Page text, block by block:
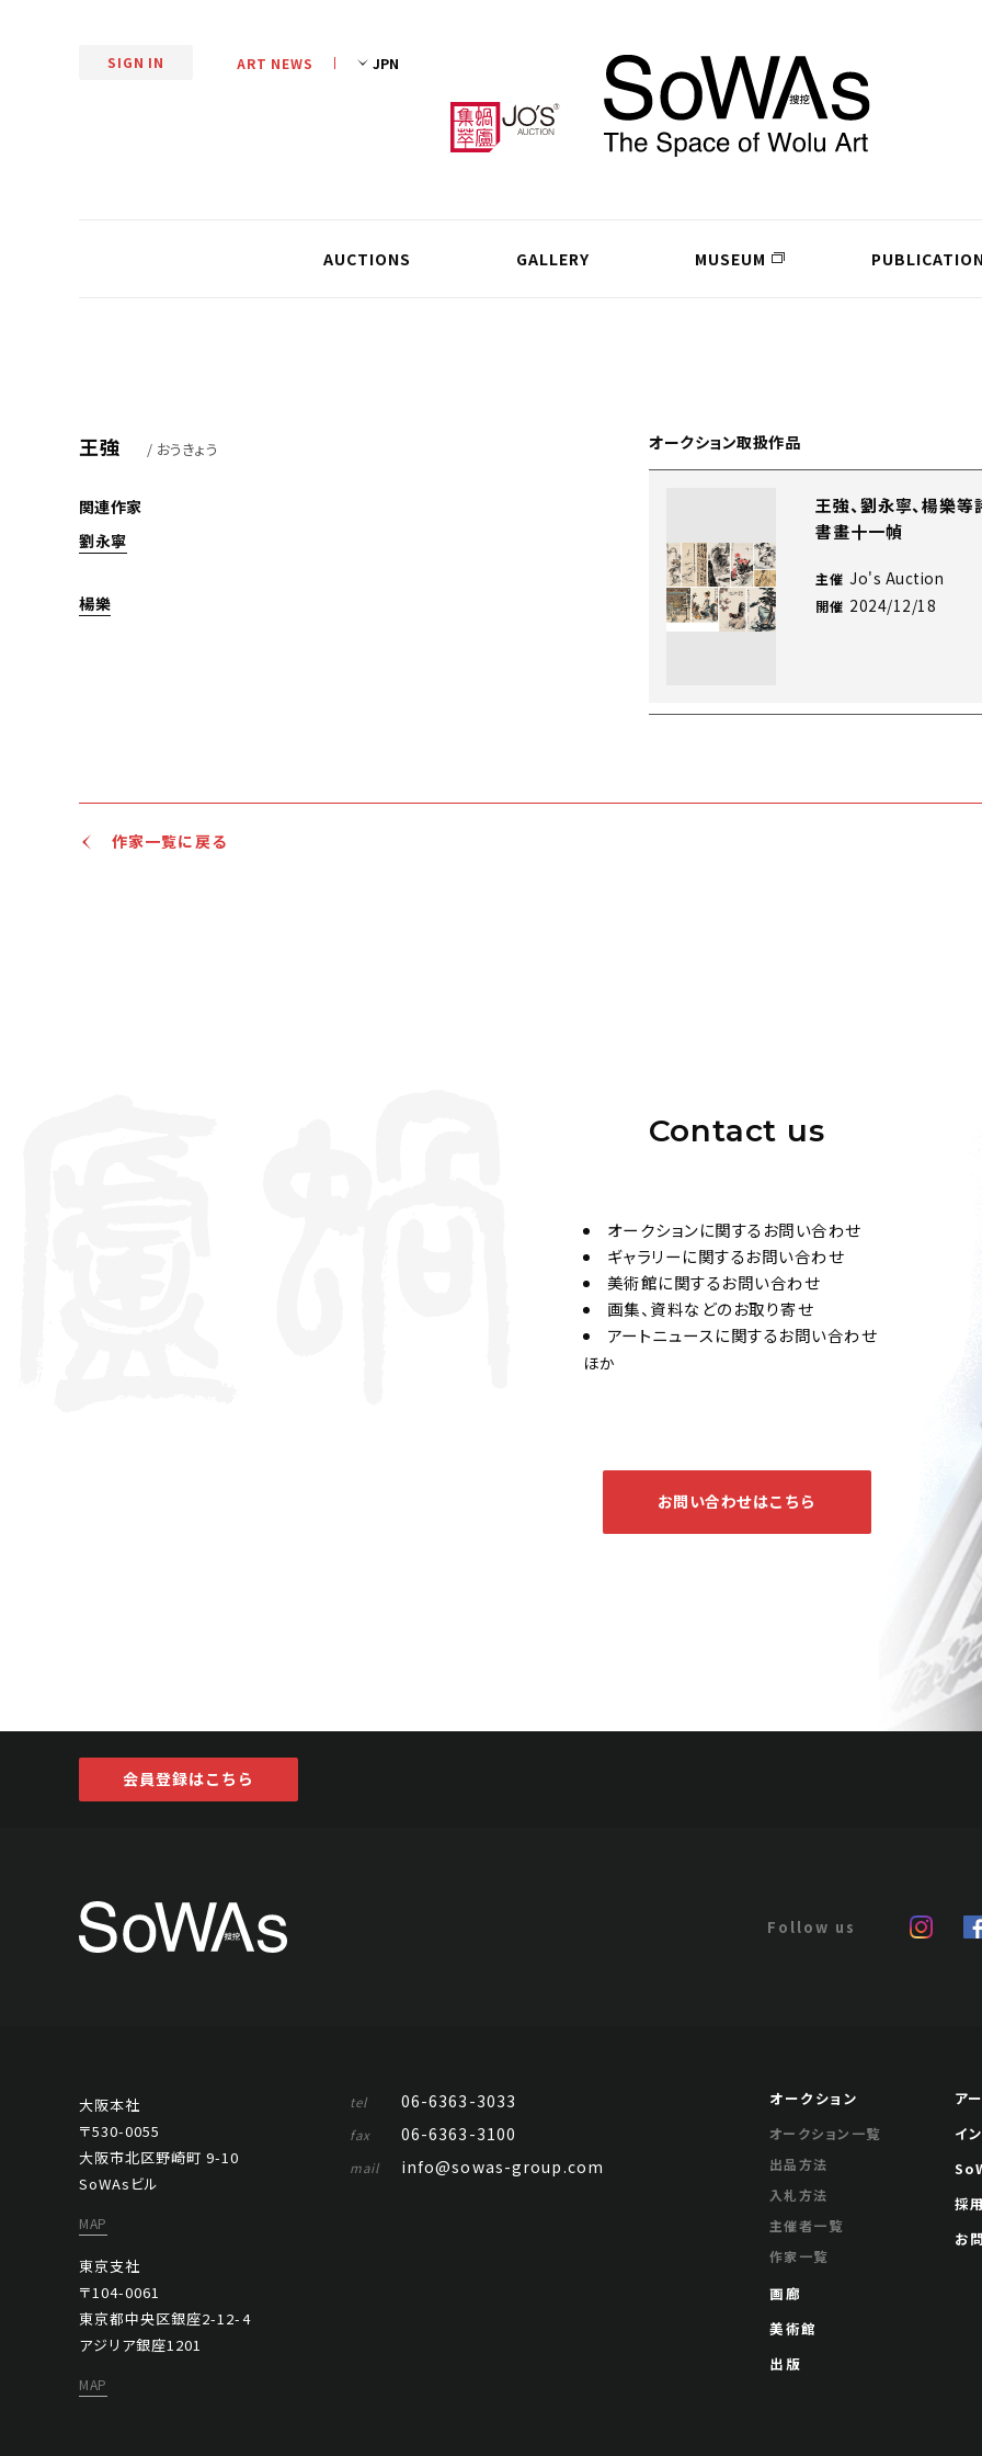
SIGN IN ART NEWS
AUCTIONS GALLERY MUSEUM
王強 / おうきょう
関連作家
劉永寧
楊樂
オークション取扱作品
王強、劉永寧、楊樂
書畫十一幀
主催 Jo's Auction
開催 2024/12/18
作家一覧に戻る
Contact us
オークションに関するお問い合わせ
ギャラリーに関するお問い合わせ
美術館に関するお問い合わせ
画集、資料などのお取り寄せ
アートニュースに関するお問い合わせ
ほか
お問い合わせはこちら
会員登録はこちら
大阪本社
〒530-0055
大阪市北区野崎町 9-10
SoWAsビル
MAP
東京支社
〒104-0061
東京都中央区銀座2-12-4
アジリア銀座1201
MAP
tel 06-6363-3033
fax 06-6363-3100
mail info@sowas-group.com
オークション
オークション一覧
出品方法
入札方法
主催者一覧
作家一覧
画廊
美術館
出版
ア
イ
採
お